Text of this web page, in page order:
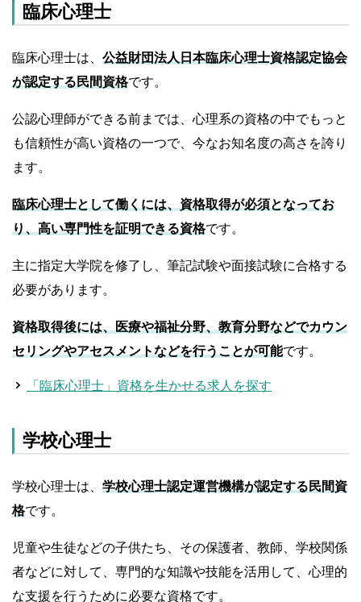
臨床心理士
臨床心理士は、 公益財団法人日本臨床心理士資格認定協会
が認定する民間資格です。
公認心理師ができる前までは、心理系の資格の中でもっと
も信頼性が高い資格の一つで、今なお知名度の高さを誇り
ます。
臨床心理士として働くには、資格取得が必須となってお
り、高い専門性を証明できる資格です。
主に指定大学院を修了し、筆記試験や面接試験に合格する
必要があります。
資格取得後には、医療や福祉分野、教育分野などでカウン
セリングやアセスメントなどを行うことが可能です。
「臨床心理士」資格を生かせる求人を探す
学校心理士
学校心理士は、 学校心理士認定運営機構が認定する民間資
格です。
児童や生徒などの子供たち、その保護者、教師、学校関係
者などに対して、専門的な知識や技能を活用して、心理的
な支援を行うために必要な資格です。